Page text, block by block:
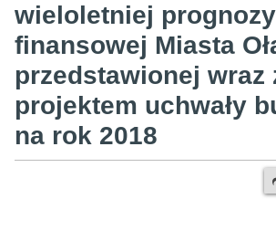
wieloletniej prognozy
finansowej Miasta
przedstawionej wraz
projektem uchwały
na rok 2018